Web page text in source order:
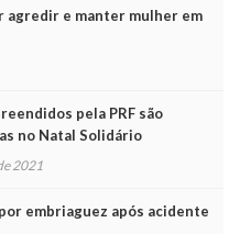
agredir e manter mulher em
pela PRF são
no Natal Solidário
2021
embriaguez após acidente